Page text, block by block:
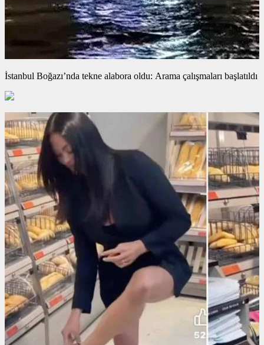
İstanbul Boğazı’nda tekne alabora oldu: Arama çalışmaları başlatıldı